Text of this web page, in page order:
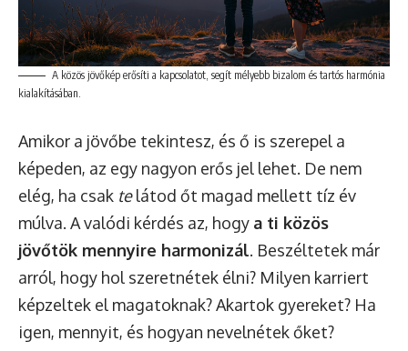
A közös jövőkép erősíti a kapcsolatot, segít mélyebb bizalom és tartós harmónia
kialakításában.
Amikor a jövőbe tekintesz, és ő is szerepel a
képeden, az egy nagyon erős jel lehet. De nem
elég, ha csak telátod őt magad mellett tíz év
múlva. A valódi kérdés az, hogy a ti közös
jövőtök mennyire harmonizál. Beszéltetek már
arról, hogy hol szeretnétek élni? Milyen karriert
képzeltek el magatoknak? Akartok gyereket? Ha
igen, mennyit, és hogyan nevelnétek őket?